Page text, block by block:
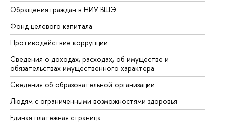
Обращения граждан в НИУ ВШЭ
Фонд целевого капитала
Противодействие коррупции
Сведения о доходах, расходах, об имуществе и
обязательствах имущественного характера
Сведения об образовательной организации
Людям с ограниченными возможностями здоровья
Единая платежная страница